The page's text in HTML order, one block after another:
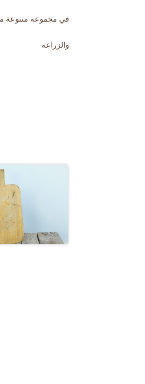
في مجموعة متنوعة
والزراعة